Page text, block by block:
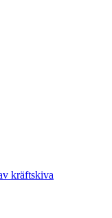
kräftskiva